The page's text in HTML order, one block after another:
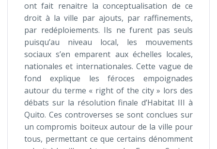
ont fait renaitre la conceptualisation de ce
droit à la ville par ajouts, par raffinements,
par redéploiements. Ils ne furent pas seuls
puisqu’au niveau local, les mouvements
sociaux s’en emparent aux échelles locales,
nationales et internationales. Cette vague de
fond explique les féroces empoignades
autour du terme « right of the city » lors des
débats sur la résolution finale d’Habitat III à
Quito. Ces controverses se sont conclues sur
un compromis boiteux autour de la ville pour
tous, permettant ce que certains dénomment